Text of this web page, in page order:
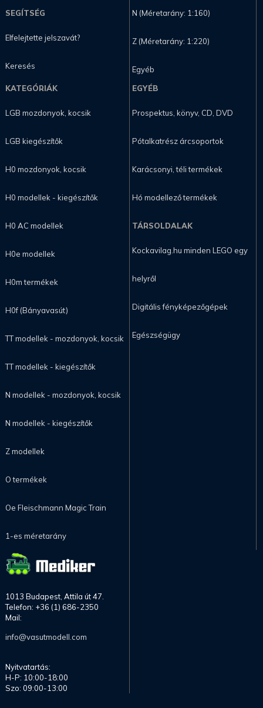
SEGÍTSÉG
Elfelejtette jelszavát?
Keresés
N (Méretarány: 1:160)
Z (Méretarány: 1:220)
Egyéb
KATEGÓRIÁK
LGB mozdonyok, kocsik
LGB kiegészítők
H0 mozdonyok, kocsik
H0 modellek - kiegészítők
H0 AC modellek
H0e modellek
H0m termékek
H0f (Bányavasút)
TT modellek - mozdonyok, kocsik
TT modellek - kiegészítők
N modellek - mozdonyok, kocsik
N modellek - kiegészítők
Z modellek
O termékek
Oe Fleischmann Magic Train
1-es méretarány
EGYÉB
Prospektus, könyv, CD, DVD
Pótalkatrész árcsoportok
Karácsonyi, téli termékek
Hó modellező termékek
TÁRSOLDALAK
Kockavilag.hu minden LEGO egy
helyről
Digitális fényképezőgépek
Egészségügy
1013 Budapest, Attila út 47.
Telefon: +36 (1) 686-2350
Mail:
info@vasutmodell.com
Nyitvatartás:
H-P: 10:00-18:00
Szo: 09:00-13:00